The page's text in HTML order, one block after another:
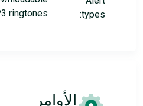
types:
ringtones
الأوامر